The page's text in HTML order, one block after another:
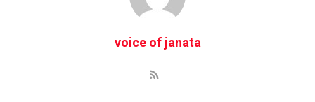
voice of janata